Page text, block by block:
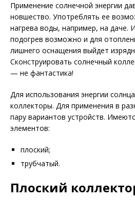
Применение солнечной энергии
новшество. Употреблять ее
нагрева воды, например, на даче.
подогрев возможно и для
лишнего оснащения выйдет
Сконструировать солнечный
— не фантастика!
Для использования энергии
коллекторы. Для применения в
пару вариантов устройств.
элементов:
плоский;
трубчатый.
Плоский